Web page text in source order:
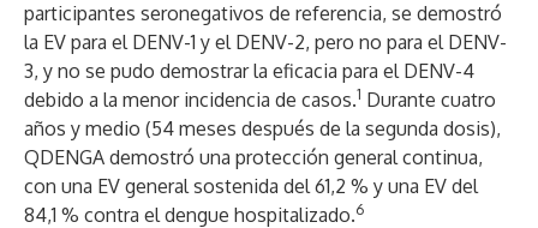
participantes seronegativos de referencia, se demostró
la EV para el DENV-1 y el DENV-2, pero no para el DENV-
3, y no se pudo demostrar la eficacia para el DENV-4
debido a la menor incidencia de casos.1 Durante cuatro
años y medio (54 meses después de la segunda dosis),
QDENGA demostró una protección general continua,
con una EV general sostenida del 61,2 % y una EV del
84,1 % contra el dengue hospitalizado.6